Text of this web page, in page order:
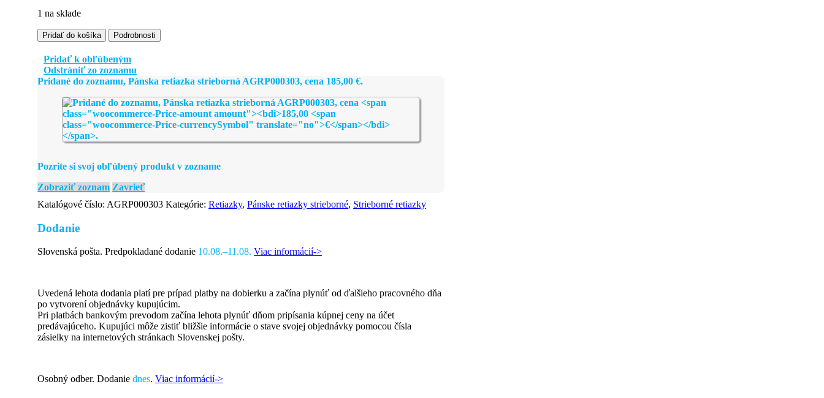
1 na sklade
množstvo
Pánska
retiazka
strieborná
AGRP000303
Pridať do košíka Podrobnosti
Pridať k obľúbeným
Odstrániť zo zoznamu
Pridané do zoznamu, Pánska retiazka strieborná AGRP000303, cena 185,00€.
Pozrite si svoj obľúbený produkt v zozname
Zobraziť zoznam Zavrieť
Katalógové číslo: AGRP000303 Kategórie:Retiazky,Pánske retiazky strieborné, Strieborné retiazky
Dodanie
Slovenská pošta. Predpokladané dodanie 10.08.–11.08. Viac informácií->
Uvedená lehota dodania platí pre prípad platby na dobierku a začína plynúť od ďalšieho pracovného dňa
po vytvorení objednávky kupujúcim.
Pri platbách bankovým prevodom začína lehota plynúť dňom pripísania kúpnej ceny na účet
predávajúceho. Kupujúci môže zistiť bližšie informácie o stave svojej objednávky pomocou čísla
zásielky na internetových stránkach Slovenskej pošty.
Osobný odber. Dodaniednes.Viac informácií->